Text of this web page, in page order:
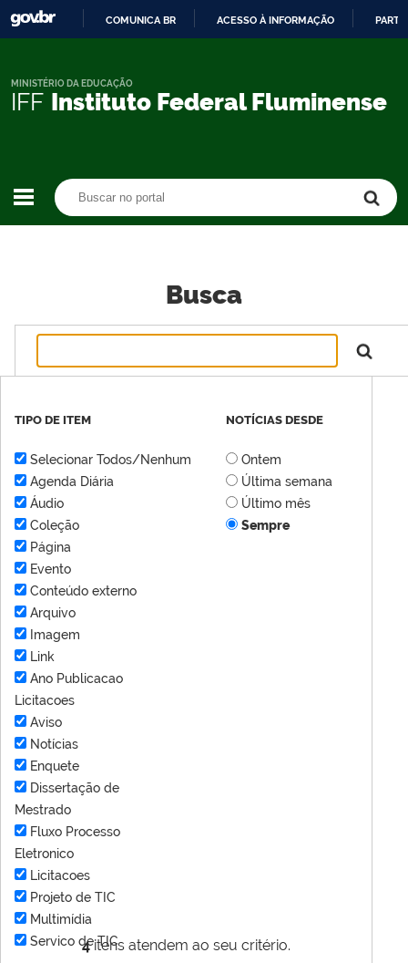
CONTEÚDO
COMUNICA BR ACESSO À INFORMAÇÃO
IFF Instituto Federal Fluminense
MINISTÉRIO DA EDUCAÇÃO
Busca
4itens atendem ao seu critério.
TIPO DE ITEM
Selecionar Todos/Nenhum
Agenda Diária
Áudio
Coleção
Página
Evento
Conteúdo externo
Arquivo
Imagem
Link
Ano Publicacao
Licitacoes
Aviso
Notícias
Enquete
Dissertação de
Mestrado
Fluxo Processo
Eletronico
Licitacoes
Projeto de TIC
Multimídia
Servico de TIC
NOTÍCIAS DESDE
Ontem
Última semana
Último mês
Sempre